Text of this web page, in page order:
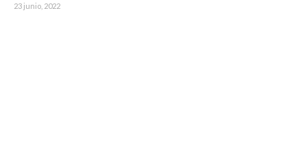
23 junio, 2022